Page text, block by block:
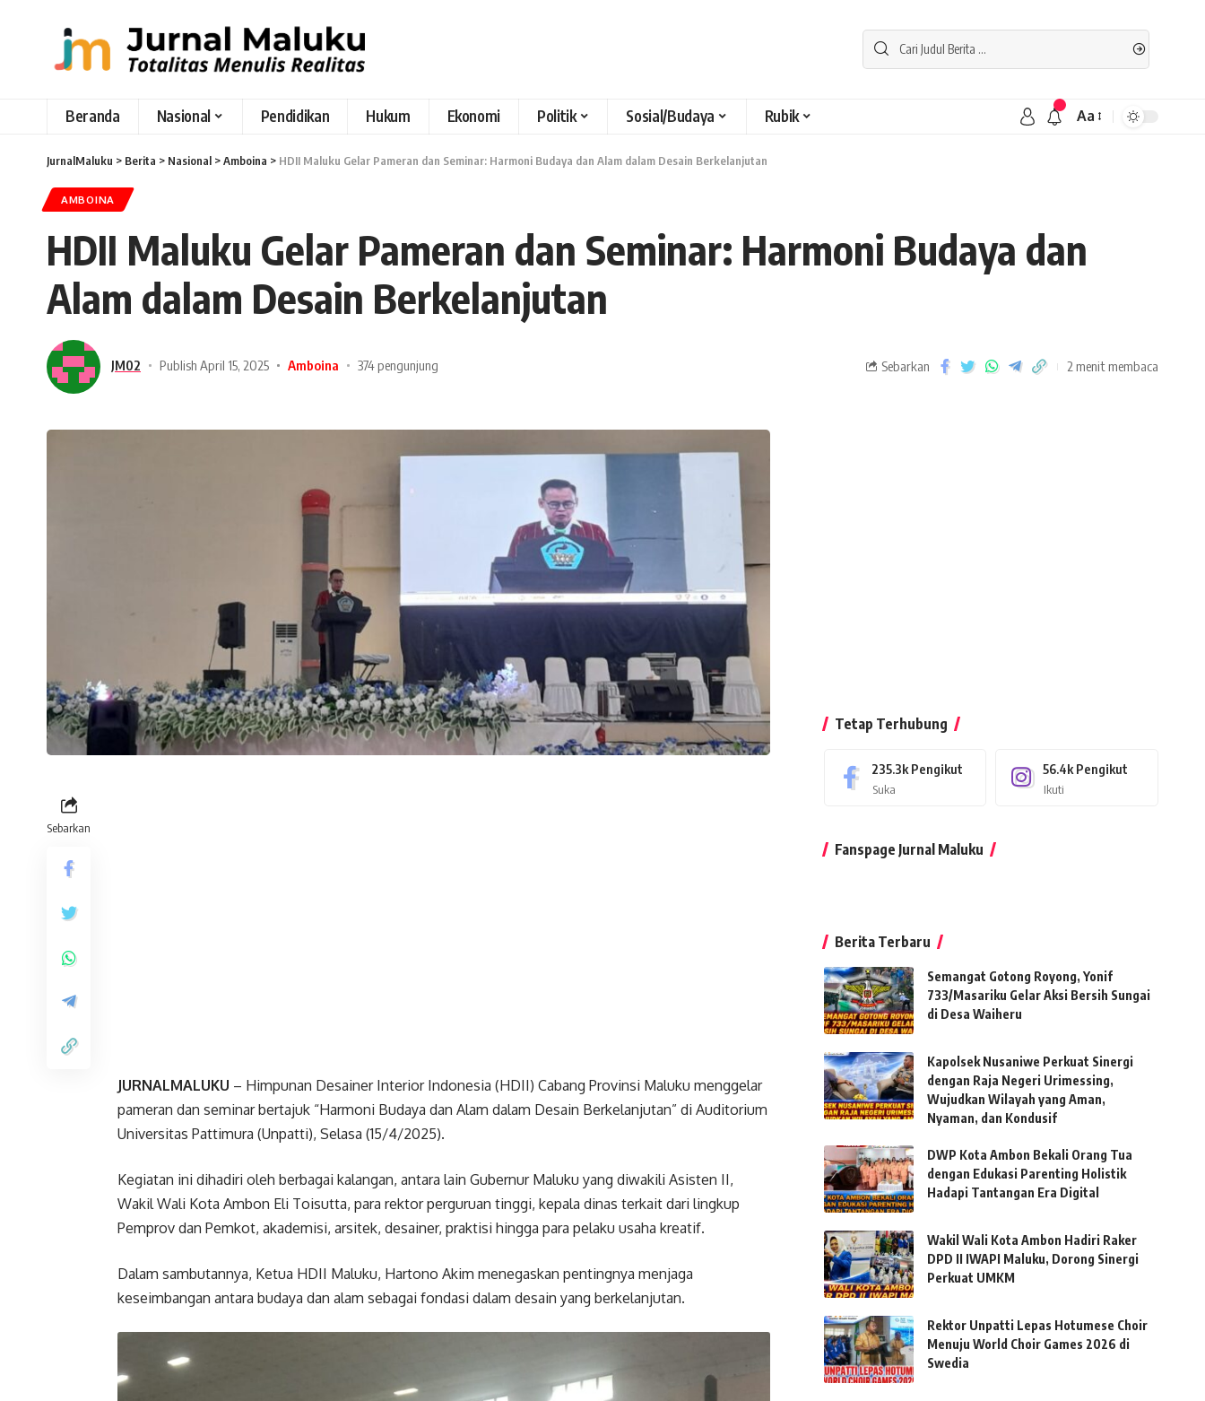
Beranda Nasional Pendidikan Hukum Ekonomi Politik Sosial/Budaya Rubik Aa
JurnalMaluku > Berita > Nasional >Amboina > HDII Maluku Gelar Pameran dan Seminar: Harmoni Budaya dan Alam dalam Desain Berkelanjutan
AMBOINA
HDII Maluku Gelar Pameran dan Seminar: Harmoni Budaya dan
Alam dalam Desain Berkelanjutan
JM02 Publish April 15, 2025 Amboina 374 pengunjung Sebarkan 2 menit membaca
Sebarkan
JURNALMALUKU – Himpunan Desainer Interior Indonesia (HDII) Cabang Provinsi Maluku menggelar
pameran dan seminar bertajuk “Harmoni Budaya dan Alam dalam Desain Berkelanjutan” di Auditorium
Universitas Pattimura (Unpatti), Selasa (15/4/2025).
Kegiatan ini dihadiri oleh berbagai kalangan, antara lain Gubernur Maluku yang diwakili Asisten II,
Wakil Wali Kota Ambon Eli Toisutta, para rektor perguruan tinggi, kepala dinas terkait dari lingkup
Pemprov dan Pemkot, akademisi, arsitek, desainer, praktisi hingga para pelaku usaha kreatif.
Dalam sambutannya, Ketua HDII Maluku, Hartono Akim menegaskan pentingnya menjaga
keseimbangan antara budaya dan alam sebagai fondasi dalam desain yang berkelanjutan.
Tetap Terhubung
235.3k Pengikut
Suka
56.4k Pengikut
Ikuti
Fanspage Jurnal Maluku
Berita Terbaru
Semangat Gotong Royong, Yonif
733/Masariku Gelar Aksi Bersih Sungai
di Desa Waiheru
Kapolsek Nusaniwe Perkuat Sinergi
dengan Raja Negeri Urimessing,
Wujudkan Wilayah yang Aman,
Nyaman, dan Kondusif
DWP Kota Ambon Bekali Orang Tua
dengan Edukasi Parenting Holistik
Hadapi Tantangan Era Digital
Wakil Wali Kota Ambon Hadiri Raker
DPD II IWAPI Maluku, Dorong Sinergi
Perkuat UMKM
Rektor Unpatti Lepas Hotumese Choir
Menuju World Choir Games 2026 di
Swedia